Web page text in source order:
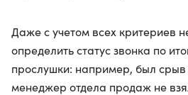
Даже с учетом всех критериев
определить статус звонка по
прослушки: например, был срыв
менеджер отдела продаж не